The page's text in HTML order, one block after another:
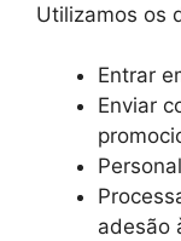
Utilizamos os
Entrar
Enviar
adesão